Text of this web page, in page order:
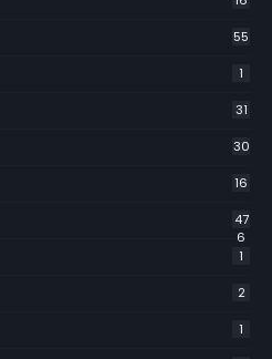
55
1
31
30
16
47
6
1
2
1